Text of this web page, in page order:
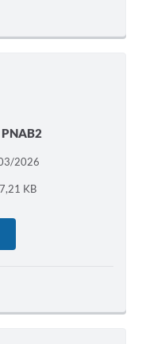
PNAB2
2026
KB